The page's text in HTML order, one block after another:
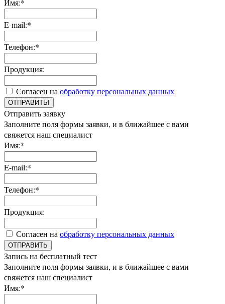
Имя:*
E-mail:*
Телефон:*
Продукция:
Согласен на обработку персональных данных
ОТПРАВИТЬ!
Отправить заявку
Заполните поля формы заявки, и в ближайшее с вами
свяжется наш специалист
Имя:*
E-mail:*
Телефон:*
Продукция:
Согласен на обработку персональных данных
ОТПРАВИТЬ
Запись на бесплатный тест
Заполните поля формы заявки, и в ближайшее с вами
свяжется наш специалист
Имя:*